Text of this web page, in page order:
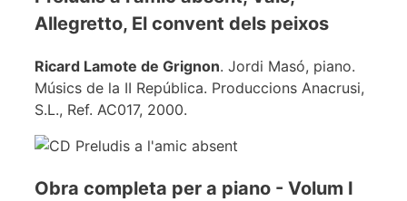
Allegretto, El convent dels peixos
Ricard Lamote de Grignon. Jordi Masó, piano.
Músics de la II República. Produccions Anacrusi,
S.L., Ref. AC017, 2000.
Obra completa per a piano - Volum I